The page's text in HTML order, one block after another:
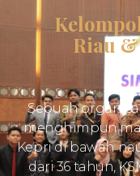
Riau
Sebuah
menghimpun
Kepri di bawah
dari 36 tahun,